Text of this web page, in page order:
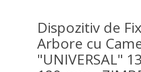
Dispozitiv de
Arbore cu
"UNIVERSAL"